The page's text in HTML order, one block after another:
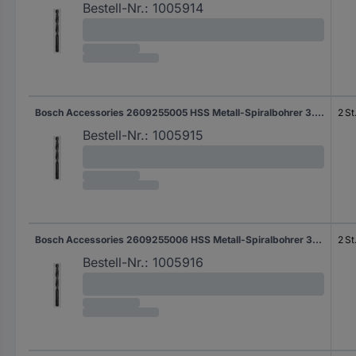
Bestell-Nr.: 1005914
Bosch Accessories 2609255005 HSS Metall-Spiralbohrer 3.2 mm Gesamtlänge 65 mm rollgewalzt DIN 338 Zylinderschaft 2 St.
Bestell-Nr.: 1005915
2 St.
Bosch Accessories 2609255006 HSS Metall-Spiralbohrer 3.5 mm Gesamtlänge 70 mm rollgewalzt DIN 338 Zylinderschaft 2 St.
Bestell-Nr.: 1005916
2 St.